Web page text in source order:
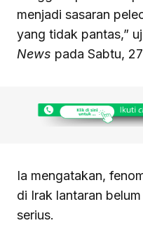
menjadi sasaran
yang tidak pantas,”
News pada Sabtu,
Ia mengatakan,
di Irak lantaran
serius.